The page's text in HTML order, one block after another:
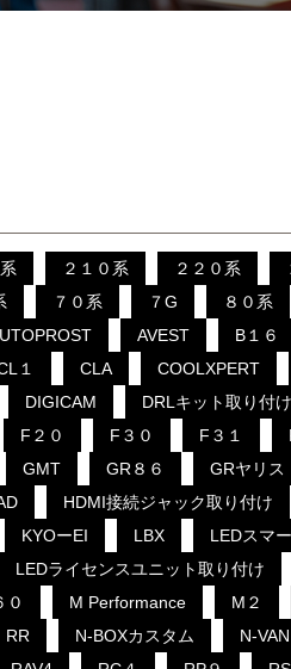
２１０系 ２２０系
７０系 ７G ８０系
AVEST B１６
１ CLA COOLXPERT
DIGICAM DRLキット取り付け
F２０ F３０ F３１
GMT GR８６ GRヤリス
HDMI接続ジャック取り付け
KYOーEI LBX LEDスマ
LEDライセンスユニット取り付け
０ M Performance M２
N-BOXカスタム N-VAN